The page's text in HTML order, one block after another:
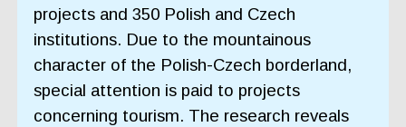
projects and 350 Polish and Czech
institutions. Due to the mountainous
character of the Polish-Czech borderland,
special attention is paid to projects
concerning tourism. The research reveals